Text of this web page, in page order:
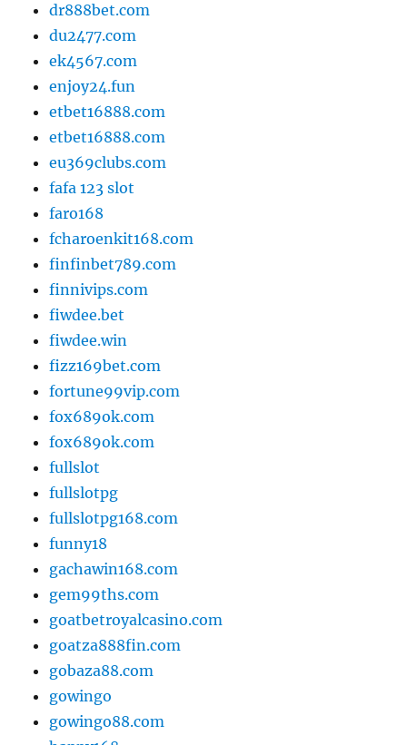
dr888bet.com
du2477.com
ek4567.com
enjoy24.fun
etbet16888.com
etbet16888.com
eu369clubs.com
fafa 123 slot
faro168
fcharoenkit168.com
finfinbet789.com
finnivips.com
fiwdee.bet
fiwdee.win
fizz169bet.com
fortune99vip.com
fox689ok.com
fox689ok.com
fullslot
fullslotpg
fullslotpg168.com
funny18
gachawin168.com
gem99ths.com
goatbetroyalcasino.com
goatza888fin.com
gobaza88.com
gowingo
gowingo88.com